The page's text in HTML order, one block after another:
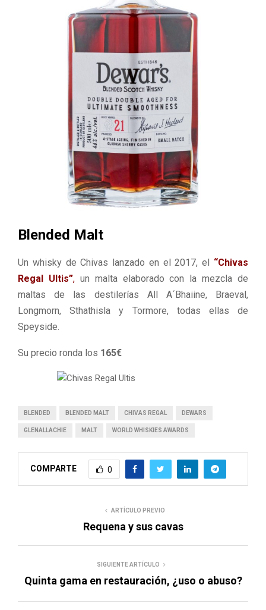
Blended Malt
Un whisky de Chivas lanzado en el 2017, el “Chivas
Regal Ultis”,un malta elaborado con la mezcla de
maltas de las destilerías All A´Bhaiine, Braeval,
Longmorn, Sthathisla y Tormore, todas ellas de
Speyside.
Su precio ronda los 165€
BLENDED BLENDED MALT CHIVAS REGAL DEWARS
GLENALLACHIE MALT WORLD WHISKIES AWARDS
COMPARTE 0
ARTÍCULO PREVIO
Requena y sus cavas
SIGUIENTE ARTÍCULO
Quinta gama en restauración, ¿uso o abuso?